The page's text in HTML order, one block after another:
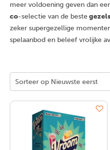
meer voldoening geven dan
co-selectie van de beste
zeker supergezellige
spelaanbod en beleef vrolijke